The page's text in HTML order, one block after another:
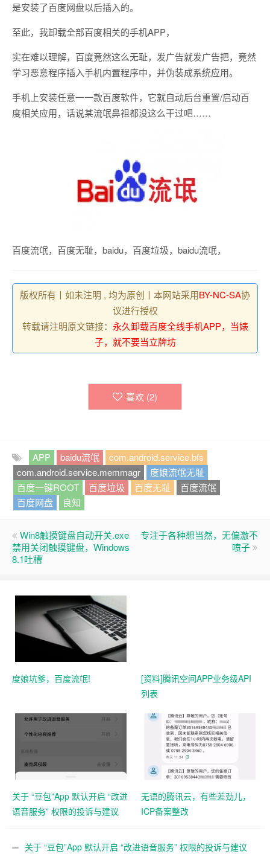
是安装了百度网盘以后插入的。
至此，我卸载全部百度相关的手机APP，
实在难以理解，百度竟然这么无耻，发广告就发广告把，竟然
学习恶意程序插入手机内置程序中，并伪装成系统应用。
手机上安装任意一一款百度软件，它就自动后台重置/启动百
度相关应用，话说某流氓鼻祖都没这么干过吧……
百度流氓，百度无耻，baidu，百度垃圾，baidu流氓，
版权所有丨如未注明 , 均为原创丨本网站采用BY-NC-SA协
议进行授权
转载请注明原文链接： 永久卸载百度全线手机APP，当婊
子，就不要当立牌坊
喜欢 (2)
APP baidu流氓
com.android.service.bfs
com.android.service.memmagr
度娘流氓无耻
百度一键ROOT
百度垃圾 百度无耻
百度流氓
百度网盘
良知
Win8触摸键盘自动开关.exe
禁用关闭触摸键盘，Windows
8.1吐槽
专注于各种想当然，无偏激不
喷子
度娘坑爹，百度流氓!
[资料]腾讯空间APP业务级API
列表
关于 “豆包”App 默认开启 “改进
语音服务” 权限的投诉与建议
无语的腾讯云，有些差劲儿，
ICP备案整改
关于 “豆包”App 默认开启 “改进语音服务” 权限的投诉与建议